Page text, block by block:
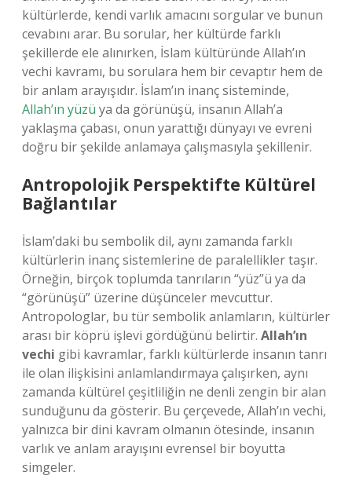
kültürlerde, kendi varlık amacını sorgular ve bunun
cevabını arar. Bu sorular, her kültürde farklı
şekillerde ele alınırken, İslam kültüründe Allah’ın
vechi kavramı, bu sorulara hem bir cevaptır hem de
bir anlam arayışıdır. İslam’ın inanç sisteminde,
Allah’ın yüzü ya da görünüşü, insanın Allah’a
yaklaşma çabası, onun yarattığı dünyayı ve evreni
doğru bir şekilde anlamaya çalışmasıyla şekillenir.
Antropolojik Perspektifte Kültürel
Bağlantılar
İslam’daki bu sembolik dil, aynı zamanda farklı
kültürlerin inanç sistemlerine de paralellikler taşır.
Örneğin, birçok toplumda tanrıların “yüz”ü ya da
“görünüşü” üzerine düşünceler mevcuttur.
Antropologlar, bu tür sembolik anlamların, kültürler
arası bir köprü işlevi gördüğünü belirtir. Allah’ın
vechi gibi kavramlar, farklı kültürlerde insanın tanrı
ile olan ilişkisini anlamlandırmaya çalışırken, aynı
zamanda kültürel çeşitliliğin ne denli zengin bir alan
sunduğunu da gösterir. Bu çerçevede, Allah’ın vechi,
yalnızca bir dini kavram olmanın ötesinde, insanın
varlık ve anlam arayışını evrensel bir boyutta
simgeler.